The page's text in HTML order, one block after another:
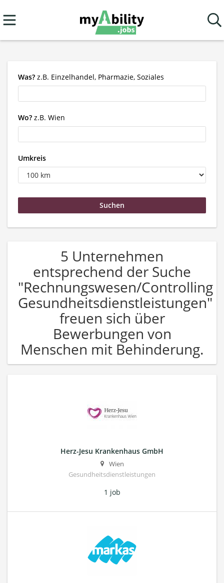
Was? z.B. Einzelhandel, Pharmazie, Soziales
Wo? z.B. Wien
Umkreis
5 Unternehmen
entsprechend der Suche
"Rechnungswesen/Controlling
Gesundheitsdienstleistungen"
freuen sich über
Bewerbungen von
Menschen mit Behinderung.
Herz-Jesu Krankenhaus GmbH
Wien
Gesundheitsdienstleistungen
1 job